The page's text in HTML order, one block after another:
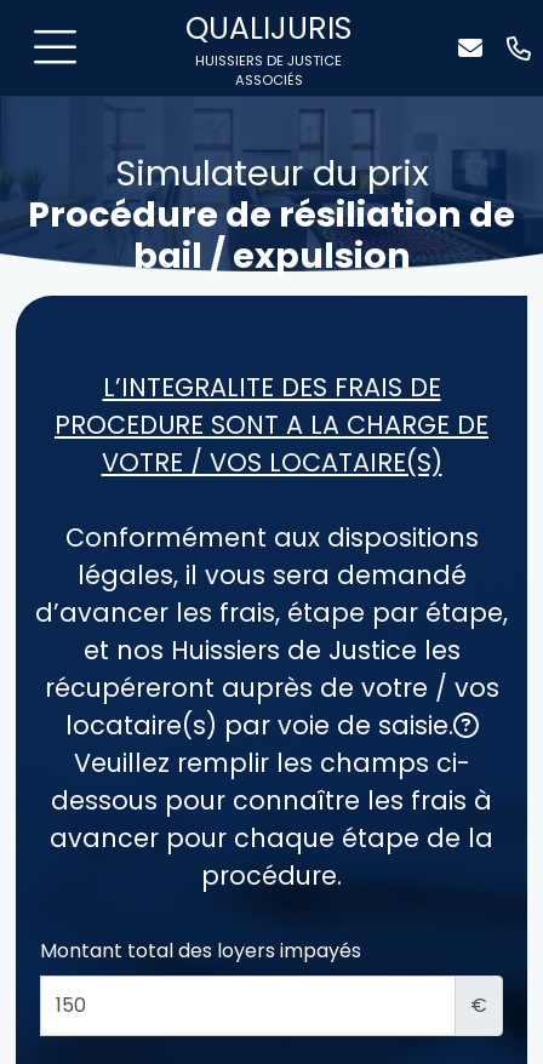
QUALIJURIS
HUISSIERS DE JUSTICE
ASSOCIÉS
Simulateur du prix
Procédure de résiliation de
bail / expulsion
L’INTEGRALITE DES FRAIS DE
PROCEDURE SONT A LA CHARGE DE
VOTRE / VOS LOCATAIRE(S)
Conformément aux dispositions
légales, il vous sera demandé
d’avancer les frais, étape par étape,
et nos Huissiers de Justice les
récupéreront auprès de votre / vos
locataire(s) par voie de saisie.
Veuillez remplir les champs ci-
dessous pour connaître les frais à
avancer pour chaque étape de la
procédure.
Montant total des loyers impayés
€